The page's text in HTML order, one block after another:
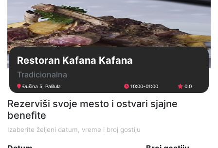
Restoran Kafana Kafana
Tradicionalna
Đušina 5, Palilula 10:00-01:00 0.0
Rezerviši svoje mesto i ostvari sjajne
benefite
Izaberite željeni datum, vreme i broj gostiju